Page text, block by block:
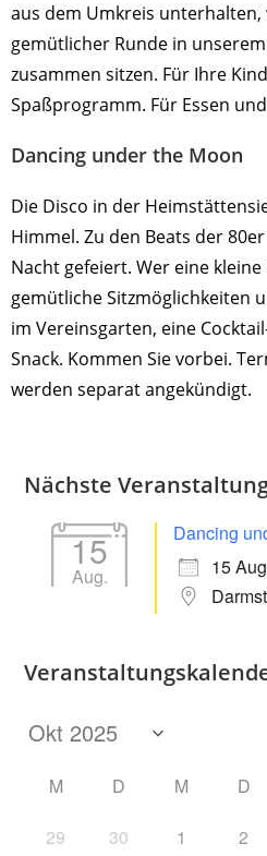
aus dem Umkreis unterhalten,
gemütlicher Runde in
zusammen sitzen. Für Ihre
Spaßprogramm. Für Essen
Dancing under the Moon
Die Disco in der
Himmel. Zu den Beats der
Nacht gefeiert. Wer eine
gemütliche Sitzmöglichkeiten
im Vereinsgarten, eine
Snack. Kommen Sie vorbei.
werden separat angekündigt.
Nächste
15
Aug.
Dancing
15
M D M D
29 30 1 2